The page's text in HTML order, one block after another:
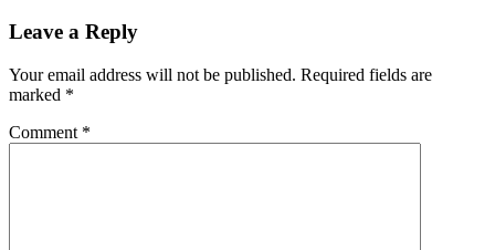
Leave a Reply
Your email address will not be published. Required fields are
marked *
Comment *